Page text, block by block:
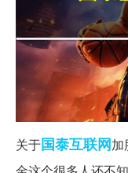
关于国泰互联网加